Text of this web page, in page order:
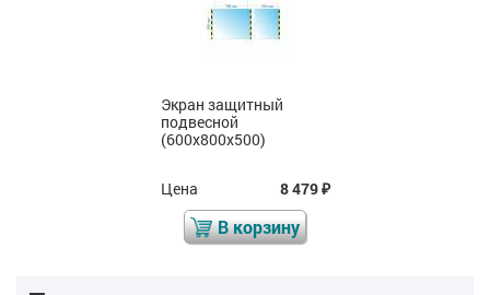
Экран защитный
подвесной
(600x800x500)
Цена 8 479₽
В корзину